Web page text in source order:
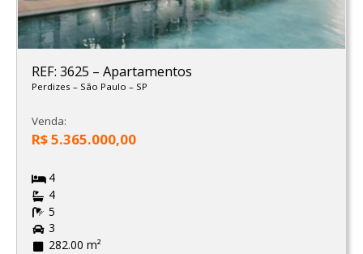
REF: 3625 – Apartamentos
Perdizes – São Paulo – SP
Venda:
R$ 5.365.000,00
4
4
5
3
282.00 m²